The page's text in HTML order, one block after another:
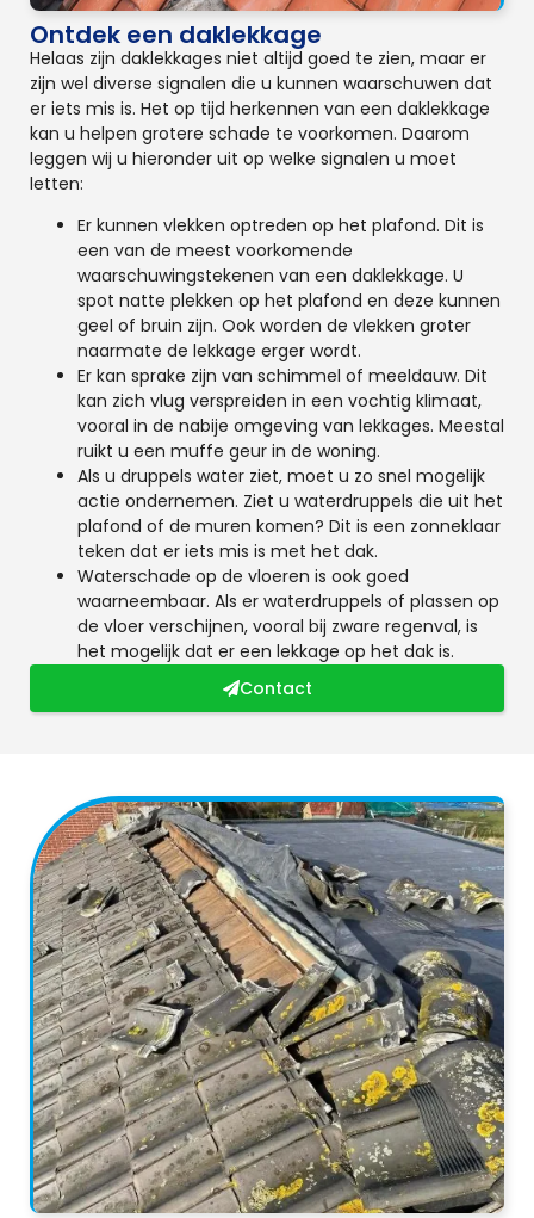
Ontdek een daklekkage
Helaas zijn daklekkages niet altijd goed te zien, maar er
zijn wel diverse signalen die u kunnen waarschuwen dat
er iets mis is. Het op tijd herkennen van een daklekkage
kan u helpen grotere schade te voorkomen. Daarom
leggen wij u hieronder uit op welke signalen u moet
letten:
Er kunnen vlekken optreden op het plafond. Dit is
een van de meest voorkomende
waarschuwingstekenen van een daklekkage. U
spot natte plekken op het plafond en deze kunnen
geel of bruin zijn. Ook worden de vlekken groter
naarmate de lekkage erger wordt.
Er kan sprake zijn van schimmel of meeldauw. Dit
kan zich vlug verspreiden in een vochtig klimaat,
vooral in de nabije omgeving van lekkages. Meestal
ruikt u een muffe geur in de woning.
Als u druppels water ziet, moet u zo snel mogelijk
actie ondernemen. Ziet u waterdruppels die uit het
plafond of de muren komen? Dit is een zonneklaar
teken dat er iets mis is met het dak.
Waterschade op de vloeren is ook goed
waarneembaar. Als er waterdruppels of plassen op
de vloer verschijnen, vooral bij zware regenval, is
het mogelijk dat er een lekkage op het dak is.
Contact